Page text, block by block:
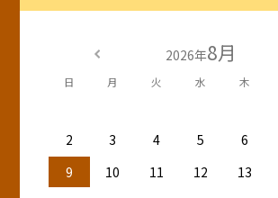
2026年8月
日 月 火 水 木
2
3 4 5 6
9
10 11 12 13